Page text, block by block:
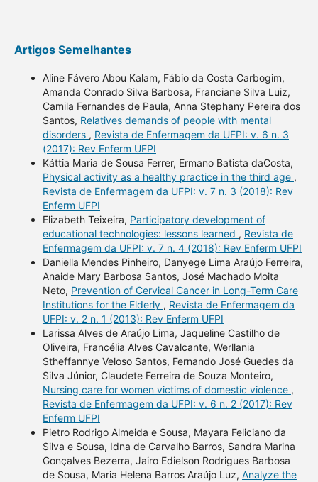
Artigos Semelhantes
Aline Fávero Abou Kalam, Fábio da Costa Carbogim,
Amanda Conrado Silva Barbosa, Franciane Silva Luiz,
Camila Fernandes de Paula, Anna Stephany Pereira dos
Santos, Relatives demands of people with mental
disorders , Revista de Enfermagem da UFPI: v. 6 n. 3
(2017): Rev Enferm UFPI
Káttia Maria de Sousa Ferrer, Ermano Batista daCosta,
Physical activity as a healthy practice in the third age ,
Revista de Enfermagem da UFPI: v. 7 n. 3 (2018): Rev
Enferm UFPI
Elizabeth Teixeira, Participatory development of
educational technologies: lessons learned , Revista de
Enfermagem da UFPI: v. 7 n. 4 (2018): Rev Enferm UFPI
Daniella Mendes Pinheiro, Danyege Lima Araújo Ferreira,
Anaide Mary Barbosa Santos, José Machado Moita
Neto, Prevention of Cervical Cancer in Long-Term Care
Institutions for the Elderly , Revista de Enfermagem da
UFPI: v. 2 n. 1 (2013): Rev Enferm UFPI
Larissa Alves de Araújo Lima, Jaqueline Castilho de
Oliveira, Francélia Alves Cavalcante, Werllania
Stheffannye Veloso Santos, Fernando José Guedes da
Silva Júnior, Claudete Ferreira de Souza Monteiro,
Nursing care for women victims of domestic violence ,
Revista de Enfermagem da UFPI: v. 6 n. 2 (2017): Rev
Enferm UFPI
Pietro Rodrigo Almeida e Sousa, Mayara Feliciano da
Silva e Sousa, Idna de Carvalho Barros, Sandra Marina
Gonçalves Bezerra, Jairo Edielson Rodrigues Barbosa
de Sousa, Maria Helena Barros Araújo Luz, Analyze the